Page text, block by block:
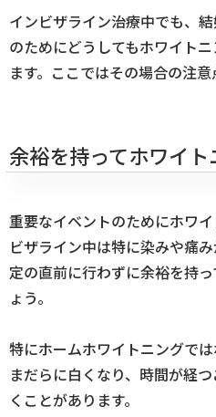
インビザライン治療中でも、
のためにどうしてもホワイト
ます。ここではその場合の注意
余裕を持ってホワイト
重要なイベントのためにホワ
ビザライン中は特に染みや痛
定の直前に行わずに余裕を持
ょう。
特にホームホワイトニングで
まだらに白くなり、時間が経
くことがあります。